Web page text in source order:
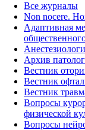
Все журналы
Non nocere.
Адаптивная
Архив
Вестник
Вестник
Вестник
Вопросы
физической
Вопросы